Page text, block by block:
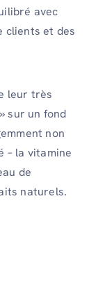
avec
clients et des
leur très
sur un fond
non
– la vitamine
de
naturels.